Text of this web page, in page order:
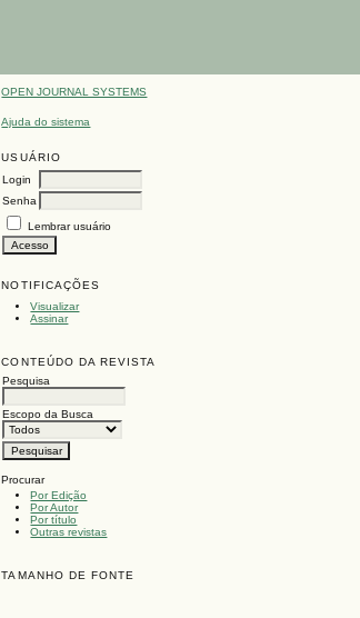
OPEN JOURNAL SYSTEMS
Ajuda do sistema
USUÁRIO
Login
Senha
Lembrar usuário
NOTIFICAÇÕES
Visualizar
Assinar
CONTEÚDO DA REVISTA
Pesquisa
Escopo da Busca
Procurar
Por Edição
Por Autor
Por título
Outras revistas
TAMANHO DE FONTE